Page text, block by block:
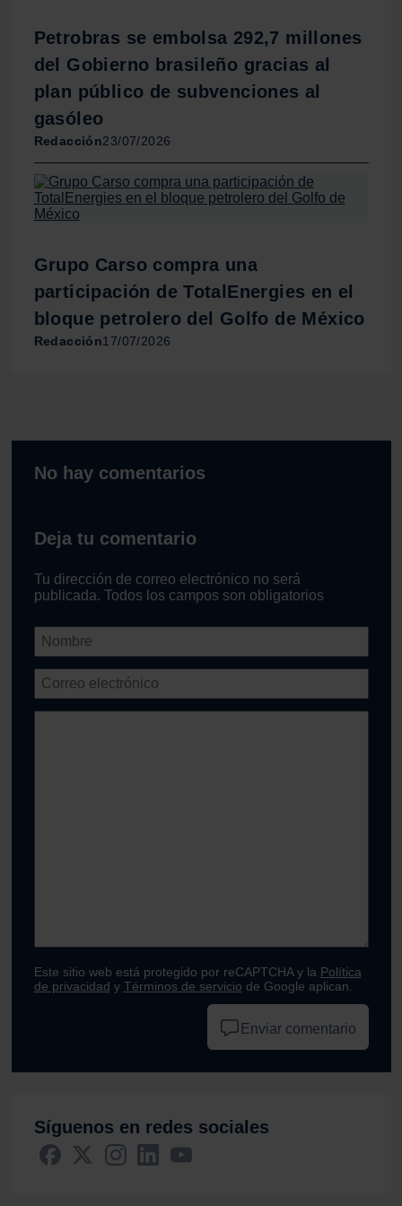
Petrobras se embolsa 292,7 millones
del Gobierno brasileño gracias al
plan público de subvenciones al
gasóleo
Redacción23/07/2026
Grupo Carso compra una
participación de TotalEnergies en el
bloque petrolero del Golfo de México
Redacción17/07/2026
No hay comentarios
Deja tu comentario
Tu dirección de correo electrónico no será
publicada. Todos los campos son obligatorios
Este sitio web está protegido por reCAPTCHA y la Política
de privacidad y Términos de servicio de Google aplican.
Enviar comentario
Síguenos en redes sociales